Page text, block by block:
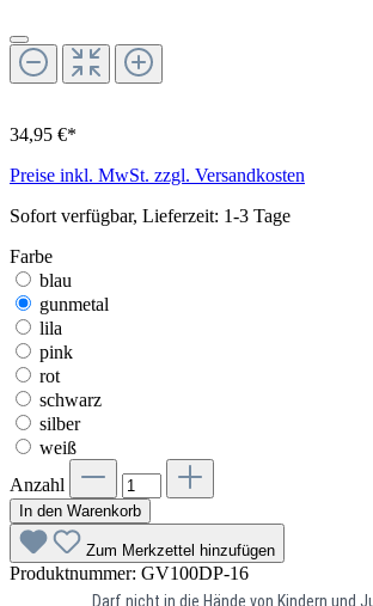
34,95 €*
Preise inkl. MwSt. zzgl. Versandkosten
Sofort verfügbar, Lieferzeit: 1-3 Tage
Farbe
blau
gunmetal
lila
pink
rot
schwarz
silber
weiß
Anzahl
In den Warenkorb
Zum Merkzettel hinzufügen
Produktnummer: GV100DP-16
Darf nicht in die Hände von Kindern und